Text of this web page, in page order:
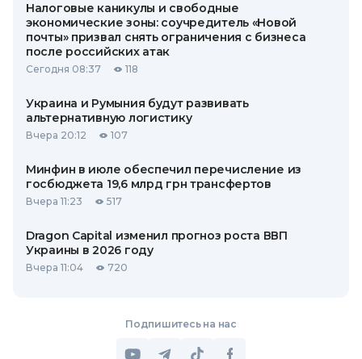
Налоговые каникулы и свободные
экономические зоны: соучредитель «Новой
почты» призвал снять ограничения с бизнеса
после российских атак
Сегодня 08:37 118
Украина и Румыния будут развивать
альтернативную логистику
Вчера 20:12 107
Минфин в июле обеспечил перечисление из
госбюджета 19,6 млрд грн трансфертов
Вчера 11:23 517
Dragon Capital изменил прогноз роста ВВП
Украины в 2026 году
Вчера 11:04 720
Подпишитесь на нас